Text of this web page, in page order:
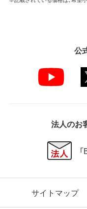
公
法人のお
サイトマップ